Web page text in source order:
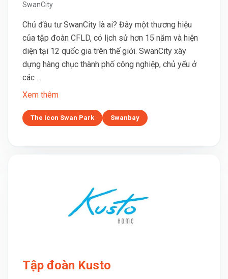
SwanCity
Chủ đầu tư SwanCity là ai? Đây một thương hiệu
của tập đoàn CFLD, có lịch sử hơn 15 năm và hiện
diện tại 12 quốc gia trên thế giới. SwanCity xây
dựng hàng chục thành phố công nghiệp, chủ yếu ở
các ...
Xem thêm
The Icon Swan Park Swanbay
Tập đoàn Kusto